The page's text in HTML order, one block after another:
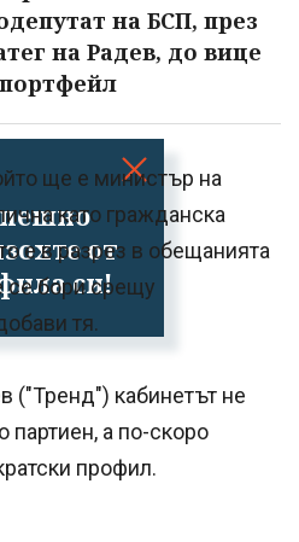
от
си!
на БСП, през
на Радев, до вице
ще е министър на
като гражданска
е в разрез в обещанията
се бори срещу
тя.
("Тренд") кабинетът не
партиен, а по-скоро
профил.